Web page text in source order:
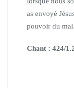
as envoyé
pouvoir du
Chant : 424/